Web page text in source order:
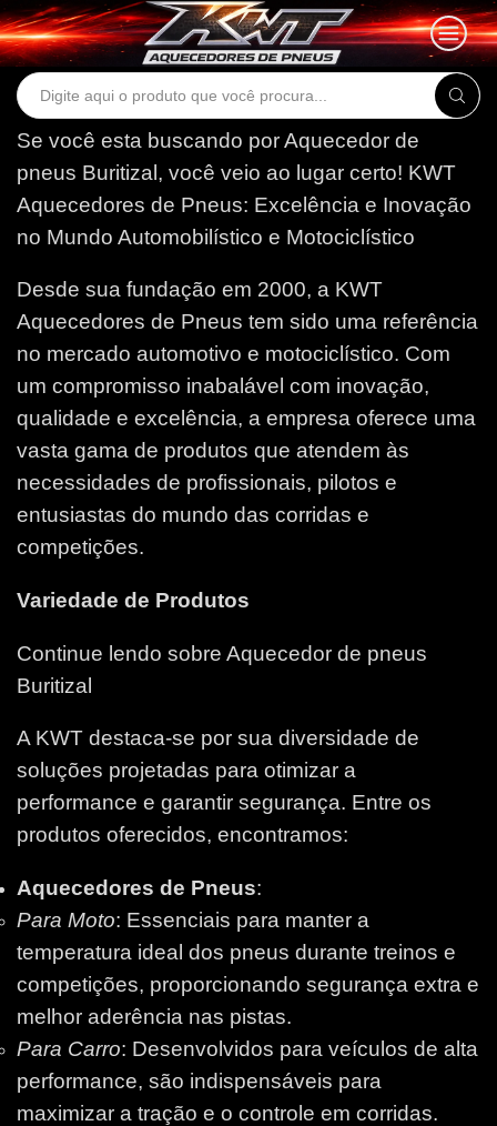
Search
Se você esta buscando por Aquecedor de
pneus Buritizal, você veio ao lugar certo! KWT
Aquecedores de Pneus: Excelência e Inovação
no Mundo Automobilístico e Motociclístico
Desde sua fundação em 2000, a KWT
Aquecedores de Pneus tem sido uma referência
no mercado automotivo e motociclístico. Com
um compromisso inabalável com inovação,
qualidade e excelência, a empresa oferece uma
vasta gama de produtos que atendem às
necessidades de profissionais, pilotos e
entusiastas do mundo das corridas e
competições.
Variedade de Produtos
Continue lendo sobre Aquecedor de pneus
Buritizal
A KWT destaca-se por sua diversidade de
soluções projetadas para otimizar a
performance e garantir segurança. Entre os
produtos oferecidos, encontramos:
Aquecedores de Pneus:
Para Moto: Essenciais para manter a
temperatura ideal dos pneus durante treinos e
competições, proporcionando segurança extra e
melhor aderência nas pistas.
Para Carro: Desenvolvidos para veículos de alta
performance, são indispensáveis para
maximizar a tração e o controle em corridas.